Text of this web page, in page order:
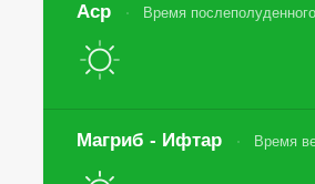
Аср Время
Магриб - Ифтар Время